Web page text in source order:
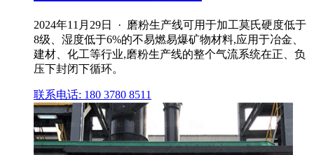
2024年11月29日 · 磨粉生产线可用于加工莫氏硬度低于
8级、湿度低于6%的不易燃易爆矿物材料,应用于冶金、
建材、化工等行业,磨粉生产线的整个气流系统在正、负
压下封闭下循环。
联系电话: 180 3780 8511